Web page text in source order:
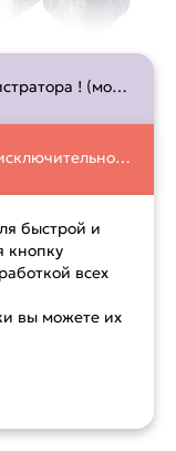
Ищем повара-сушиста и администратора ! (можно без опыта!) +375 (29) 506-31-08
Важно: терминалы принимают исключительно пластиковые карты. Оплата со смартфонов и часов невозможна. Пожалуйста, подготовьте карту заранее.
быстрой и
кнопку
всех
вы можете их
Выбрать